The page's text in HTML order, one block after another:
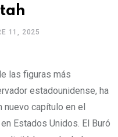
11, 2025
las figuras más
estadounidense, ha
nuevo capítulo en el
Estados Unidos. El Buró